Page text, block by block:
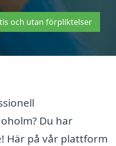
och utan förpliktelser
Du har
Här på vår plattform